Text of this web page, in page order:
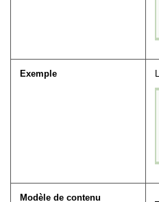
Exemple
Modèle de contenu